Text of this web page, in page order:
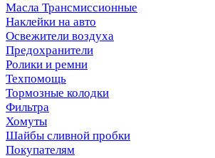
Масла Трансмиссионные
Наклейки на авто
Освежители воздуха
Предохранители
Ролики и ремни
Техпомощь
Тормозные колодки
Фильтра
Хомуты
Шайбы сливной пробки
Покупателям